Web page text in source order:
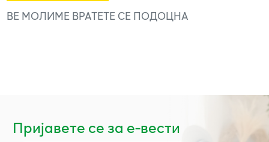
ВЕ МОЛИМЕ ВРАТЕТЕ СЕ ПОДОЦНА
Пријавете се за е-вести